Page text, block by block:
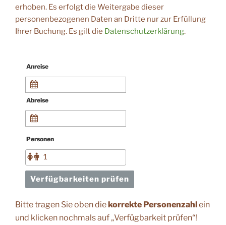
erhoben. Es erfolgt die Weitergabe dieser
personenbezogenen Daten an Dritte nur zur Erfüllung
Ihrer Buchung. Es gilt die Datenschutzerklärung.
Anreise
Abreise
Personen
Verfügbarkeiten prüfen
Bitte tragen Sie oben diekorrekte Personenzahlein
und klicken nochmals auf „Verfügbarkeit prüfen“!